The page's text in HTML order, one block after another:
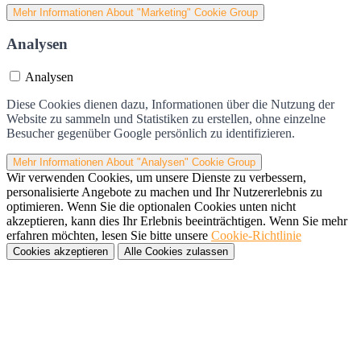
Mehr Informationen About "Marketing" Cookie Group
Analysen
Analysen
Diese Cookies dienen dazu, Informationen über die Nutzung der
Website zu sammeln und Statistiken zu erstellen, ohne einzelne
Besucher gegenüber Google persönlich zu identifizieren.
Mehr Informationen About "Analysen" Cookie Group
Wir verwenden Cookies, um unsere Dienste zu verbessern,
personalisierte Angebote zu machen und Ihr Nutzererlebnis zu
optimieren. Wenn Sie die optionalen Cookies unten nicht
akzeptieren, kann dies Ihr Erlebnis beeinträchtigen. Wenn Sie mehr
erfahren möchten, lesen Sie bitte unsere Cookie-Richtlinie
Cookies akzeptieren Alle Cookies zulassen